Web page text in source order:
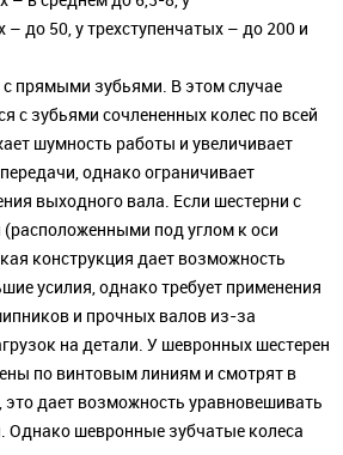
– до 50, у трехступенчатых – до 200 и
с прямыми зубьями. В этом случае
с зубьями сочлененных колес по всей
шумность работы и увеличивает
однако ограничивает
выходного вала. Если шестерни с
под углом к оси
конструкция дает возможность
усилия, однако требует применения
и прочных валов из-за
на детали. У шевронных шестерен
по винтовым линиям и смотрят в
дает возможность уравновешивать
Однако шевронные зубчатые колеса